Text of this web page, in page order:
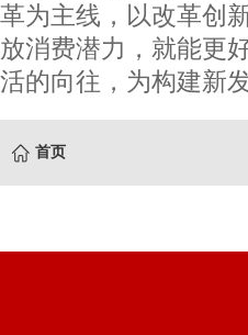
革为主线，以改革创
放消费潜力，就能更
活的向往，为构建
首页